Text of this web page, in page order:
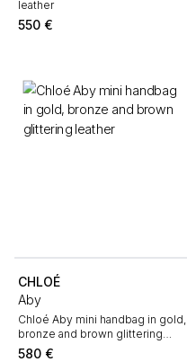
leather
550 €
CHLOÉ
Aby
Chloé Aby mini handbag in gold,
bronze and brown glittering
leather
580 €